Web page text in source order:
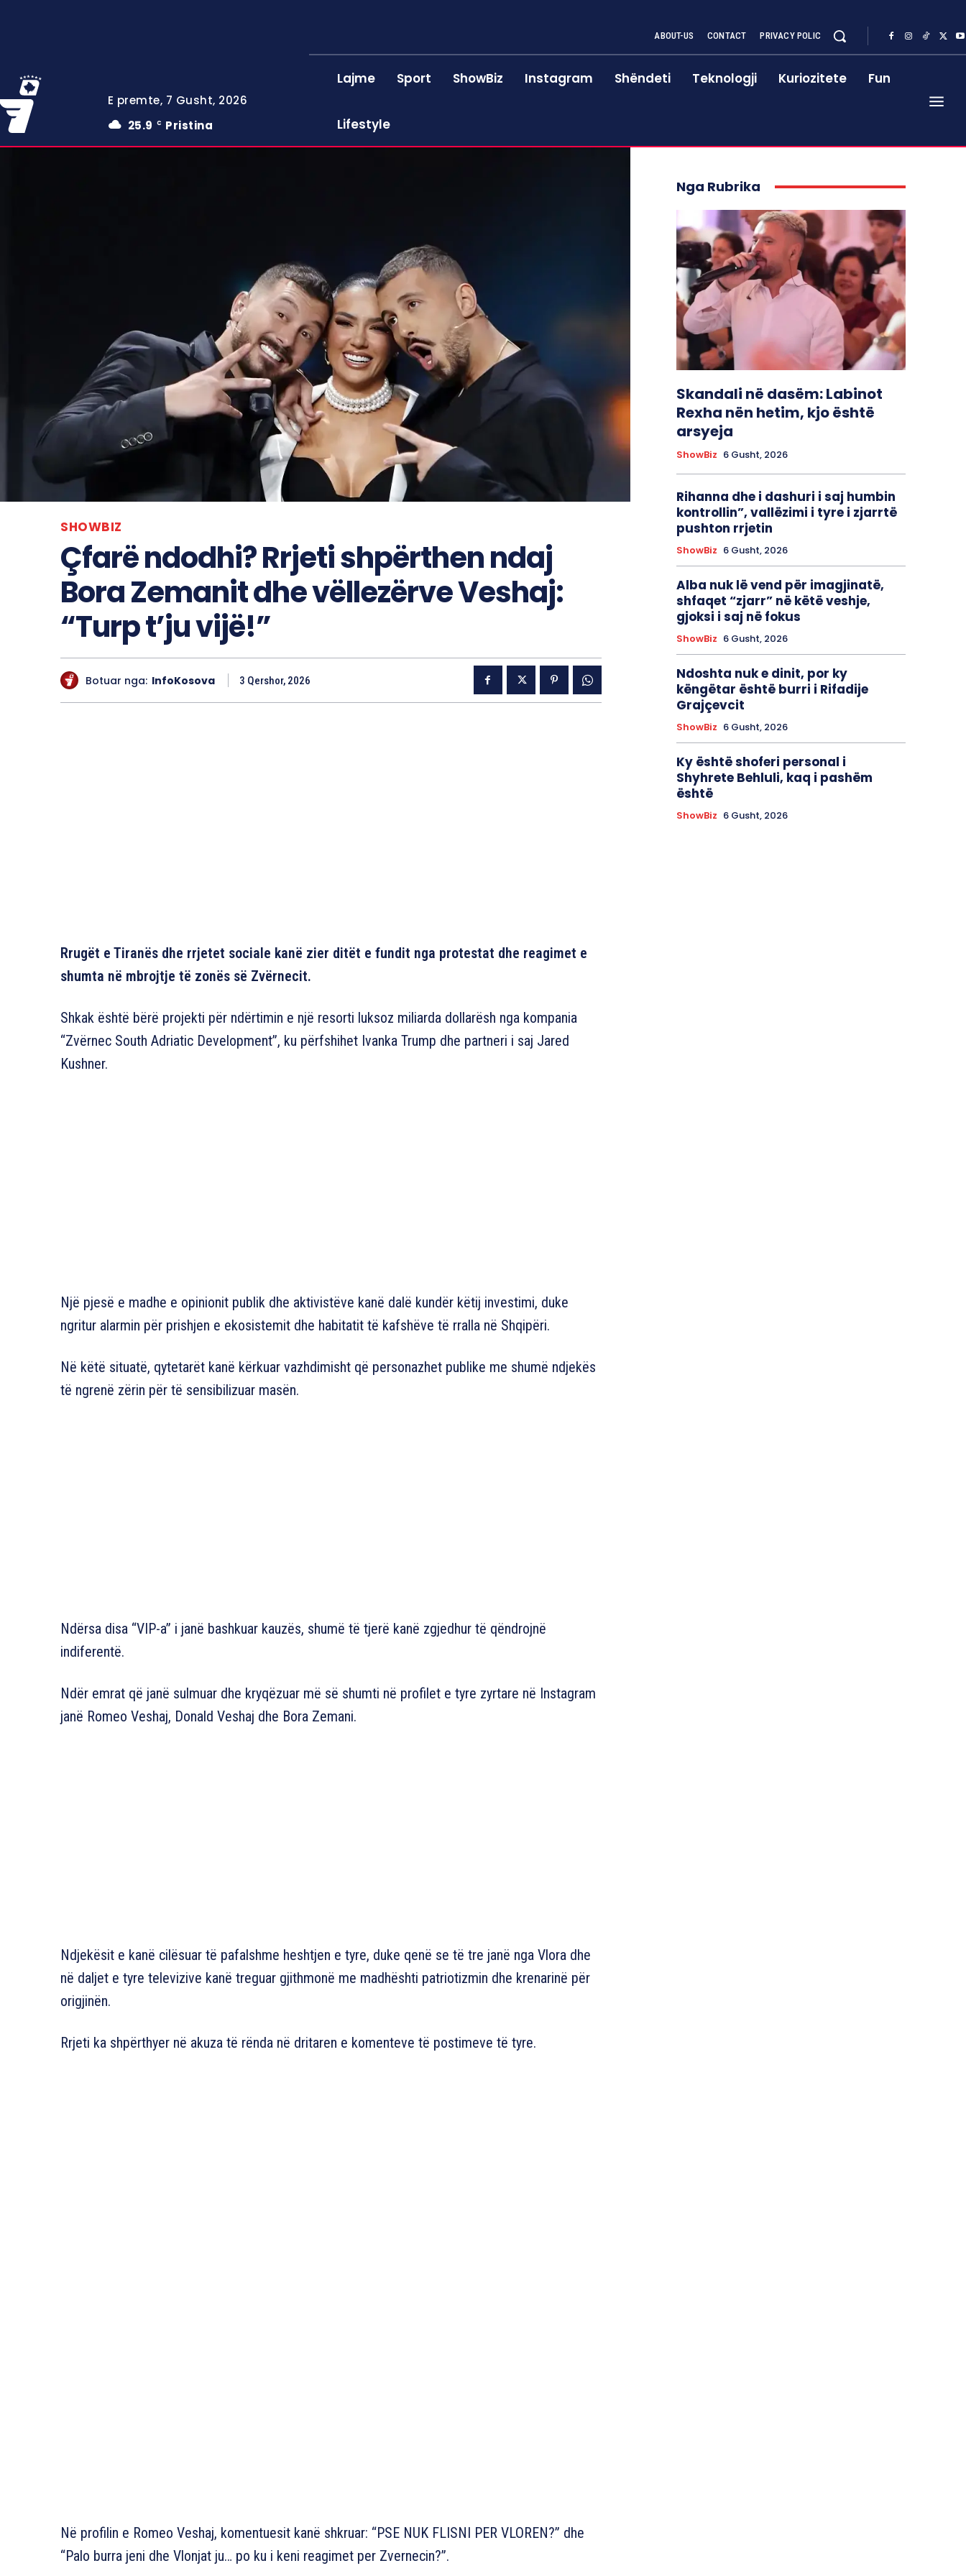
E premte, 7 Gusht, 2026
25.9
C Pristina
ABOUT-US CONTACT PRIVACY POLIC
Lajme Sport ShowBiz Instagram Shëndeti Teknologji Kuriozitete Fun
Lifestyle
SHOWBIZ
Çfarë ndodhi? Rrjeti shpërthen ndaj
Bora Zemanit dhe vëllezërve Veshaj:
“Turp t’ju vijë!”
Botuar nga: InfoKosova 3 Qershor, 2026
Rrugët e Tiranës dhe rrjetet sociale kanë zier ditët e fundit nga protestat dhe reagimet e
shumta në mbrojtje të zonës së Zvërnecit.
Shkak është bërë projekti për ndërtimin e një resorti luksoz miliarda dollarësh nga kompania
“Zvërnec South Adriatic Development”, ku përfshihet Ivanka Trump dhe partneri i saj Jared
Kushner.
Një pjesë e madhe e opinionit publik dhe aktivistëve kanë dalë kundër këtij investimi, duke
ngritur alarmin për prishjen e ekosistemit dhe habitatit të kafshëve të rralla në Shqipëri.
Në këtë situatë, qytetarët kanë kërkuar vazhdimisht që personazhet publike me shumë ndjekës
të ngrenë zërin për të sensibilizuar masën.
Ndërsa disa “VIP-a” i janë bashkuar kauzës, shumë të tjerë kanë zgjedhur të qëndrojnë
indiferentë.
Ndër emrat që janë sulmuar dhe kryqëzuar më së shumti në profilet e tyre zyrtare në Instagram
janë Romeo Veshaj, Donald Veshaj dhe Bora Zemani.
Ndjekësit e kanë cilësuar të pafalshme heshtjen e tyre, duke qenë se të tre janë nga Vlora dhe
në daljet e tyre televizive kanë treguar gjithmonë me madhështi patriotizmin dhe krenarinë për
origjinën.
Rrjeti ka shpërthyer në akuza të rënda në dritaren e komenteve të postimeve të tyre.
Në profilin e Romeo Veshaj, komentuesit kanë shkruar: “PSE NUK FLISNI PER VLOREN?” dhe
“Palo burra jeni dhe Vlonjat ju… po ku i keni reagimet per Zvernecin?”.
Nga Rubrika
Skandali në dasëm: Labinot
Rexha nën hetim, kjo është
arsyeja
ShowBiz 6 Gusht, 2026
Rihanna dhe i dashuri i saj humbin
kontrollin”, vallëzimi i tyre i zjarrtë
pushton rrjetin
ShowBiz 6 Gusht, 2026
Alba nuk lë vend për imagjinatë,
shfaqet “zjarr” në këtë veshje,
gjoksi i saj në fokus
ShowBiz 6 Gusht, 2026
Ndoshta nuk e dinit, por ky
këngëtar është burri i Rifadije
Grajçevcit
ShowBiz 6 Gusht, 2026
Ky është shoferi personal i
Shyhrete Behluli, kaq i pashëm
është
ShowBiz 6 Gusht, 2026